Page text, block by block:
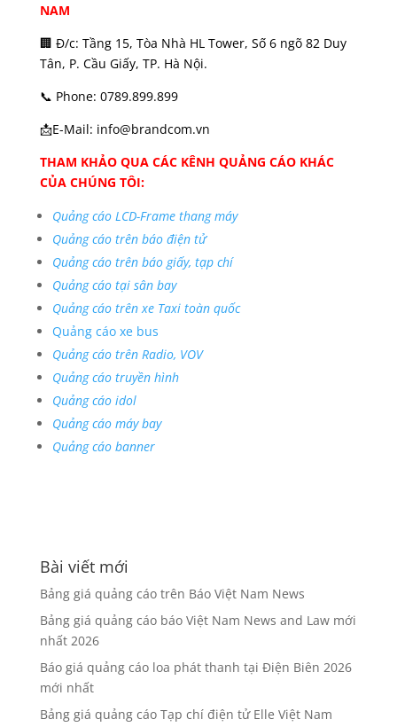
NAM
🏢 Đ/c: Tầng 15, Tòa Nhà HL Tower, Số 6 ngõ 82 Duy
Tân, P. Cầu Giấy, TP. Hà Nội.
📞 Phone: 0789.899.899
📩E-Mail: info@brandcom.vn
THAM KHẢO QUA CÁC KÊNH QUẢNG CÁO KHÁC
CỦA CHÚNG TÔI:
Quảng cáo LCD-Frame thang máy
Quảng cáo trên báo điện tử
Quảng cáo trên báo giấy, tạp chí
Quảng cáo tại sân bay
Quảng cáo trên xe Taxi toàn quốc
Quảng cáo xe bus
Quảng cáo trên Radio, VOV
Quảng cáo truyền hình
Quảng cáo idol
Quảng cáo máy bay
Quảng cáo banner
Bài viết mới
Bảng giá quảng cáo trên Báo Việt Nam News
Bảng giá quảng cáo báo Việt Nam News and Law mới
nhất 2026
Báo giá quảng cáo loa phát thanh tại Điện Biên 2026
mới nhất
Bảng giá quảng cáo Tạp chí điện tử Elle Việt Nam